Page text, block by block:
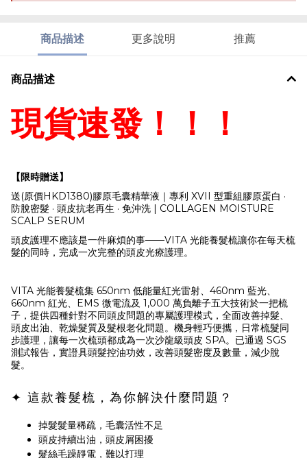
商品描述 更多說明 推薦
商品描述
現貨速發！！！
【限時贈送】
送(原價HKD1380)膠原毛囊精華液｜專利 XVII 型重組膠原蛋白 ·
防脫密髮 · 頭皮抗老再生 · 免沖洗 | COLLAGEN MOISTURE
SCALP SERUM
頭皮護理不應該是一件麻煩的事——VITA 光能養髮梳讓你在每天梳
髮的同時，完成一次完整的頭皮光療護理。
VITA 光能養髮梳集 650nm 低能量紅光雷射、460nm 藍光、
660nm 紅光、EMS 微電流及 1,000 萬負離子五大技術於一把梳
子，提供四種針對不同頭皮問題的專屬護理模式，全面改善掉髮、
頭皮出油、乾燥髮質及髮根老化問題。機身輕巧便攜，日常梳髮同
步護理，讓每一次梳頭都成為一次沙龍級頭皮 SPA。已通過 SGS
測試報告，實證具頭髮控油功效，改善頭髮密度及數量，減少脫
髮。
✦ 這款養髮梳，為你解決什麼問題？
掉髮髮量稀疏，毛囊活性不足
頭皮持續出油，頭皮屑困擾
髮絲毛躁靜電，難以打理